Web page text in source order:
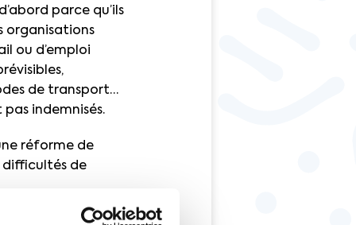
parce qu’ils
organisations
ou d’emploi
de transport…
indemnisés.
réforme de
difficultés de